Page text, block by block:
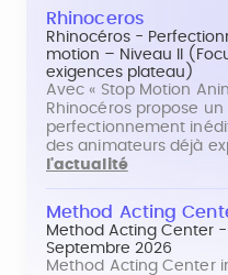
Rhinoceros
Rhinocéros -
motion – Niveau II
exigences plateau)
Avec « Stop Motion
Rhinocéros propose
perfectionnement
des animateurs déjà
l'actualité
Method Acting
Method Acting Center
Septembre 2026
Method Acting Center